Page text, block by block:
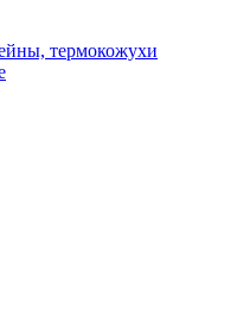
термокожухи